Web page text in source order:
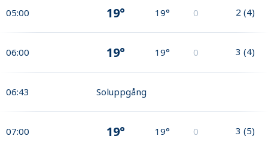
05:00 19° 19° 0 2 (4)
06:00 19° 19° 0 3 (4)
06:43 Soluppgång
07:00 19° 19° 0 3 (5)